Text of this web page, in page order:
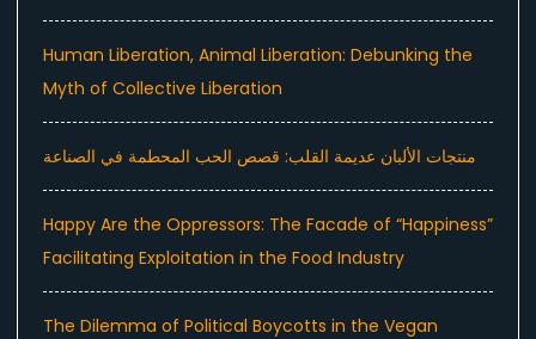
Human Liberation, Animal Liberation: Debunking the
Myth of Collective Liberation
منتجات الألبان عديمة القلب: قصص الحب المحطمة في الصناعة
Happy Are the Oppressors: The Facade of “Happiness”
Facilitating Exploitation in the Food Industry
The Dilemma of Political Boycotts in the Vegan